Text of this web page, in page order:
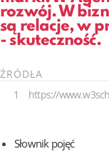
rozwój. W
są relacje, w
- skuteczność.
ŹRÓDŁA
1
https://
Słownik pojęć